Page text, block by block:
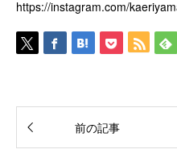
https://instagram.com/
前の記事